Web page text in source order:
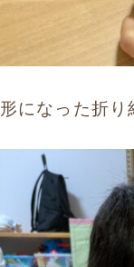
形になった折り